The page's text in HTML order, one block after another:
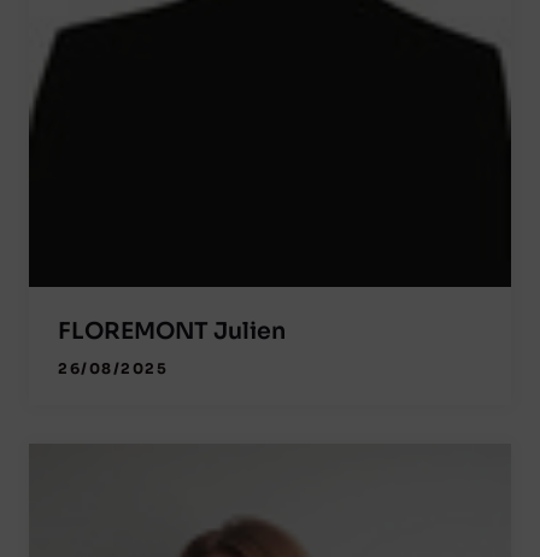
FLOREMONT Julien
26/08/2025